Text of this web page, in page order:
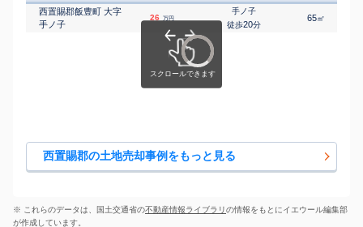
西置賜郡飯豊町 大字
手ノ子
26 万円
手ノ子
徒歩20分
65㎡
西置賜郡の土地売却事例をもっと見る
※ これらのデータは、国土交通省の不動産情報ライブラリの情報をもとにイエウール編集部
が作成しています。